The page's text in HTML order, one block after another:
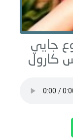
جايي
كارول